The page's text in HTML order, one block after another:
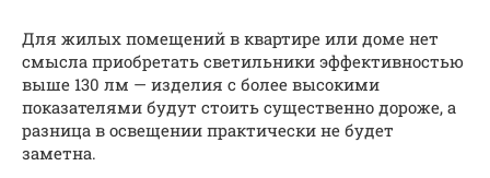
Для жилых помещений в квартире или доме нет
смысла приобретать светильники эффективностью
выше 130 лм — изделия с более высокими
показателями будут стоить существенно дороже, а
разница в освещении практически не будет
заметна.